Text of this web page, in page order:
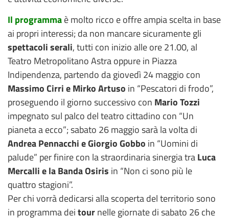
Il programmaè molto ricco e offre ampia scelta in base
ai propri interessi; da non mancare sicuramente gli
spettacoli serali, tutti con inizio alle ore 21.00, al
Teatro Metropolitano Astra oppure in Piazza
Indipendenza, partendo da giovedì 24 maggio con
Massimo Cirri e Mirko Artuso in “Pescatori di frodo”,
proseguendo il giorno successivo con Mario Tozzi
impegnato sul palco del teatro cittadino con “Un
pianeta a ecco”; sabato 26 maggio sarà la volta di
Andrea Pennacchi e Giorgio Gobbo in “Uomini di
palude” per finire con la straordinaria sinergia traLuca
Mercalli e la Banda Osiris in “Non ci sono più le
quattro stagioni”.
Per chi vorrà dedicarsi alla scoperta del territorio sono
in programma deitournelle giornate di sabato 26 che